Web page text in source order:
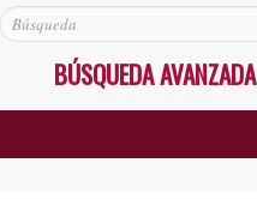
BÚSQUEDA AVANZADA